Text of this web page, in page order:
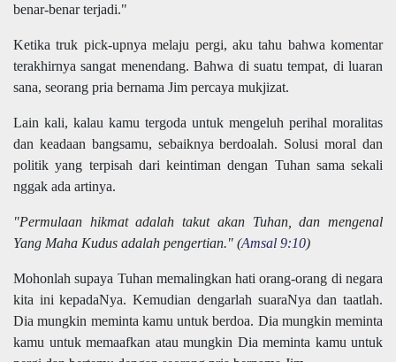
benar-benar terjadi."
Ketika truk pick-upnya melaju pergi, aku tahu bahwa komentar
terakhirnya sangat menendang. Bahwa di suatu tempat, di luaran
sana, seorang pria bernama Jim percaya mukjizat.
Lain kali, kalau kamu tergoda untuk mengeluh perihal moralitas
dan keadaan bangsamu, sebaiknya berdoalah. Solusi moral dan
politik yang terpisah dari keintiman dengan Tuhan sama sekali
nggak ada artinya.
"Permulaan hikmat adalah takut akan Tuhan, dan mengenal
Yang Maha Kudus adalah pengertian." (Amsal 9:10)
Mohonlah supaya Tuhan memalingkan hati orang-orang di negara
kita ini kepadaNya. Kemudian dengarlah suaraNya dan taatlah.
Dia mungkin meminta kamu untuk berdoa. Dia mungkin meminta
kamu untuk memaafkan atau mungkin Dia meminta kamu untuk